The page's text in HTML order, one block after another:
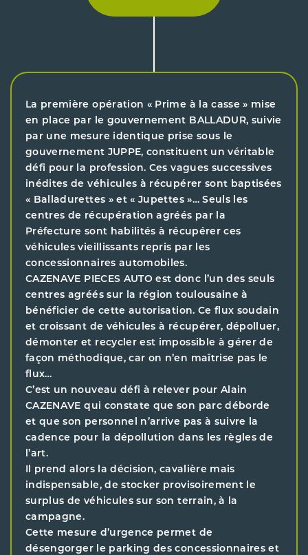
La première opération « Prime à la casse » mise
en place par le gouvernement BALLADUR, suivie
par une mesure identique prise sous le
gouvernement JUPPE, constituent un véritable
défi pour la profession. Ces vagues successives
inédites de véhicules à récupérer sont baptisées
« Balladurettes » et « Jupettes »… Seuls les
centres de récupération agréés par la
Préfecture sont habilités à récupérer ces
véhicules vieillissants repris par les
concessionnaires automobiles.
CAZENAVE PIECES AUTO est donc l’un des seuls
centres agréés sur la région toulousaine à
bénéficier de cette autorisation. Ce flux soudain
et croissant de véhicules à récupérer, dépolluer,
démonter et recycler est impossible à gérer de
façon méthodique, car on n’en maîtrise pas le
flux…
C’est un nouveau défi à relever pour Alain
CAZENAVE qui constate que son parc déborde
et que son personnel n’arrive pas à suivre la
cadence pour la dépollution dans les règles de
l’art.
Il prend alors la décision, cavalière mais
indispensable, de stocker provisoirement le
surplus de véhicules sur son terrain, à la
campagne.
Cette mesure d’urgence permet de
désengorger le parking des concessionnaires et